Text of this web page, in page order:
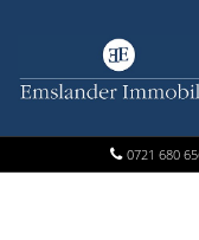
0721 680